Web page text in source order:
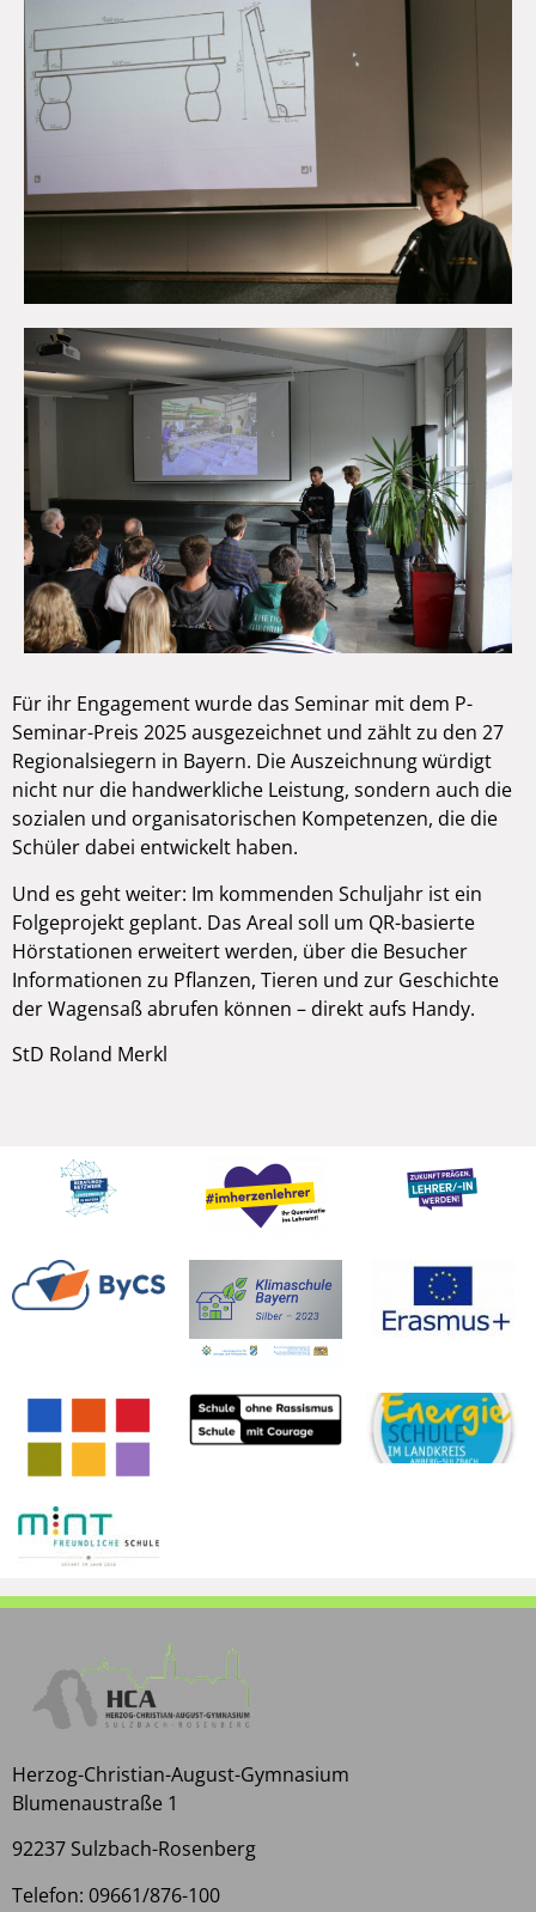
Für ihr Engagement wurde das Seminar mit dem P-
Seminar-Preis 2025 ausgezeichnet und zählt zu den 27
Regionalsiegern in Bayern. Die Auszeichnung würdigt
nicht nur die handwerkliche Leistung, sondern auch die
sozialen und organisatorischen Kompetenzen, die die
Schüler dabei entwickelt haben.
Und es geht weiter: Im kommenden Schuljahr ist ein
Folgeprojekt geplant. Das Areal soll um QR-basierte
Hörstationen erweitert werden, über die Besucher
Informationen zu Pflanzen, Tieren und zur Geschichte
der Wagensaß abrufen können – direkt aufs Handy.
StD Roland Merkl
Herzog-Christian-August-Gymnasium
Blumenaustraße 1
92237 Sulzbach-Rosenberg
Telefon: 09661/876-100